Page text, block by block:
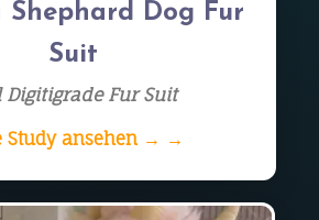
Shephard Dog Fur
Suit
Digitigrade Fur Suit
Study ansehen → →